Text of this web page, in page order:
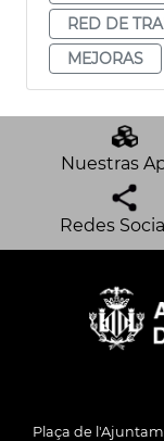
RED DE
MEJORAS
Nuestras
Redes
Plaça de